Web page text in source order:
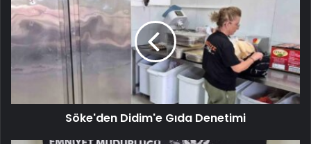
Söke'den Didim'e Gıda Denetimi